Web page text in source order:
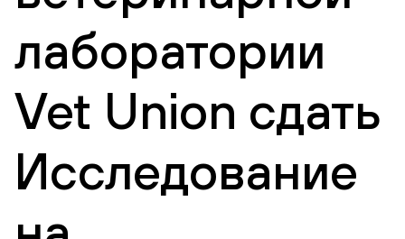
лаборатории
Vet Union сдать
Исследование